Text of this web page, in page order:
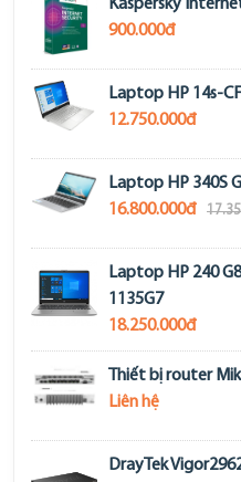
Kaspersky
900.000đ
Laptop HP 14s-
12.750.000đ
Laptop HP 340S
16.800.000đ
Laptop HP 240
1135G7
18.250.000đ
Thiết bị router
Liên hệ
DrayTek